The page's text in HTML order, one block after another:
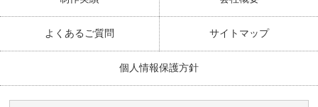
よくあるご質問 サイトマップ
個人情報保護方針